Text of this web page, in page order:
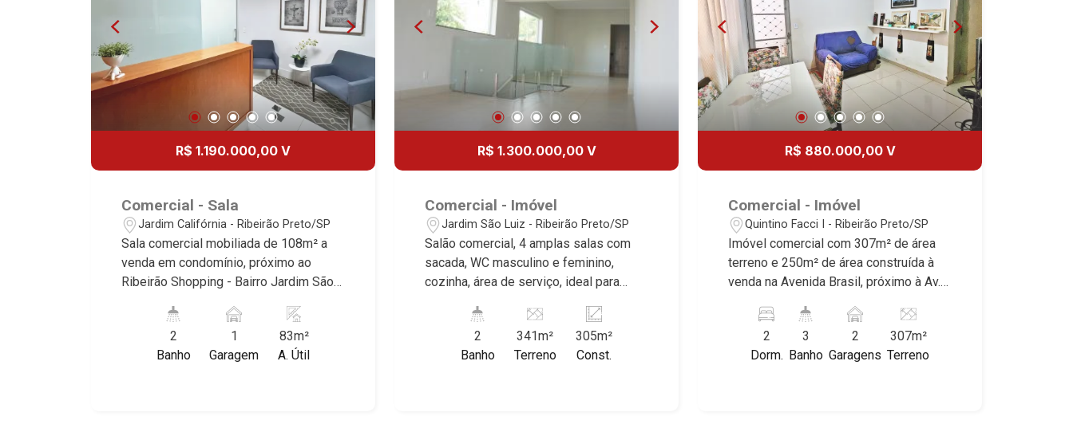
R$ 1.190.000,00 V
Comercial - Sala
Jardim Califórnia - Ribeirão Preto/SP
Sala comercial mobiliada de 108m² a
venda em condomínio, próximo ao
Ribeirão Shopping - Bairro Jardim São
características deste imóvel que a
Martinelli Imobiliária selecionou para
2
Banho
1
Garagem
83m²
A. Útil
R$ 1.300.000,00 V
Comercial - Imóvel
Jardim São Luiz - Ribeirão Preto/SP
Salão comercial, 4 amplas salas com
sacada, WC masculino e feminino,
cozinha, área de serviço, ideal para
localização, Av. Portugal próximo a Av.
Antônio Diederichsen. Martinelli
Imobiliária, referência no mercado
2
Banho
341m²
Terreno
305m²
Const.
R$ 880.000,00 V
Comercial - Imóvel
Quintino Facci I - Ribeirão Preto/SP
Imóvel comercial com 307m² de área
terreno e 250m² de área construída à
venda na Avenida Brasil, próximo à Av.
Quintino Facci I, Ribeirão Preto/SP.
Conheça as características deste
imóvel que a Martinelli Imobiliária
2
Dorm.
3
Banho
2
Garagens
307m²
Terreno